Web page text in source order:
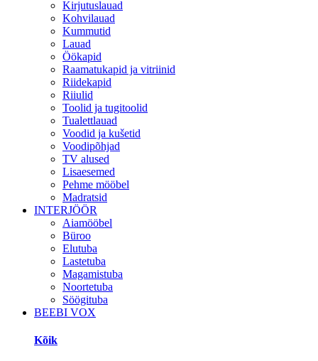
Kirjutuslauad
Kohvilauad
Kummutid
Lauad
Öökapid
Raamatukapid ja vitriinid
Riidekapid
Riiulid
Toolid ja tugitoolid
Tualettlauad
Voodid ja kušetid
Voodipõhjad
TV alused
Lisaesemed
Pehme mööbel
Madratsid
INTERJÖÖR
Aiamööbel
Büroo
Elutuba
Lastetuba
Magamistuba
Noortetuba
Söögituba
BEEBI VOX
Kõik